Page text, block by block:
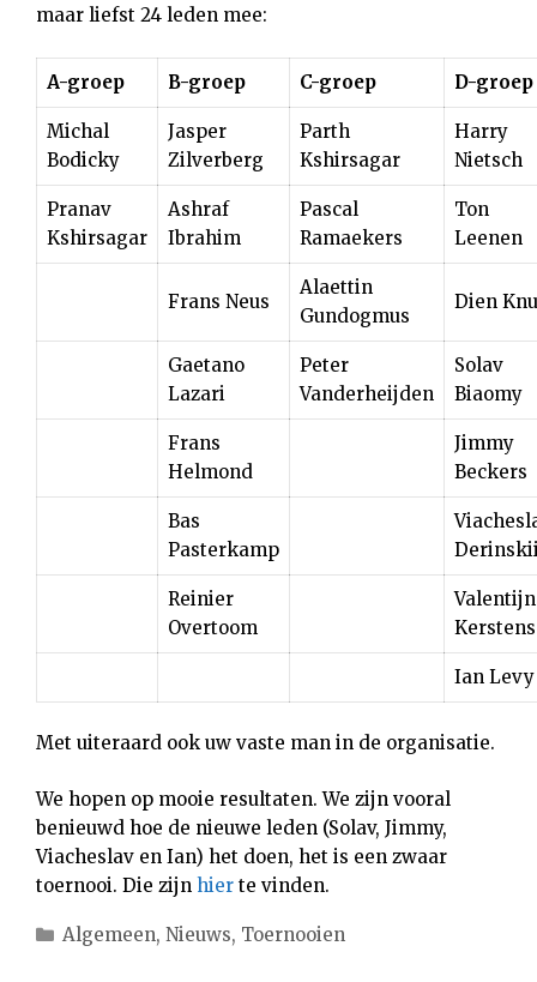
maar liefst 24 leden mee:
A-groep B-groep C-groep D-groep
Michal
Bodicky
Jasper
Zilverberg
Parth
Kshirsagar
Harry
Nietsch
Pranav
Kshirsagar
Ashraf
Ibrahim
Pascal
Ramaekers
Ton
Leenen
Frans Neus
Alaettin
Gundogmus
Dien
Gaetano
Lazari
Peter
Vanderheijden
Solav
Biaomy
Frans
Helmond
Jimmy
Beckers
Bas
Pasterkamp
Reinier
Overtoom
Valentijn
Kerstens
Ian Levy
Met uiteraard ook uw vaste man in de organisatie.
We hopen op mooie resultaten. We zijn vooral
benieuwd hoe de nieuwe leden (Solav, Jimmy,
Viacheslav en Ian) het doen, het is een zwaar
toernooi. Die zijn hier te vinden.
Categorieën
Algemeen, Nieuws, Toernooien